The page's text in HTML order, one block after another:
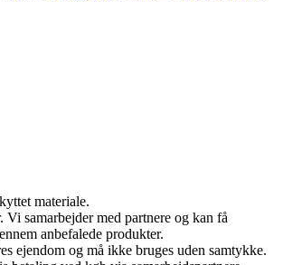
materiale.
samarbejder med partnere og kan få
anbefalede produkter.
ejendom og må ikke bruges uden samtykke.